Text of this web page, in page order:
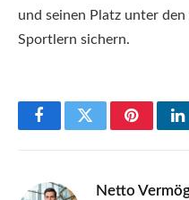
und seinen Platz unter
Sportlern sichern.
FacebookTwitterPinterest
Netto